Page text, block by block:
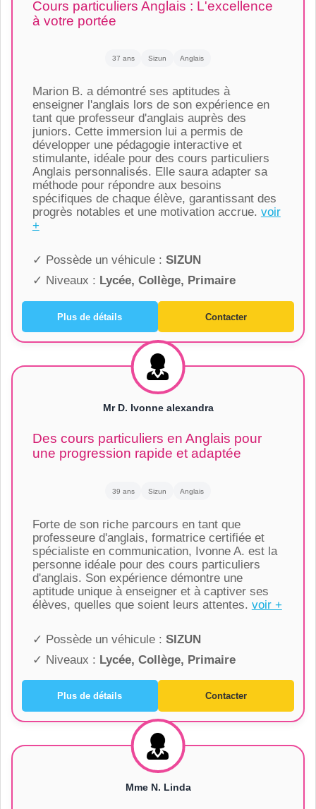
Cours particuliers Anglais : L'excellence
à votre portée
37 ans Sizun Anglais
Marion B. a démontré ses aptitudes à
enseigner l'anglais lors de son expérience en
tant que professeur d'anglais auprès des
juniors. Cette immersion lui a permis de
développer une pédagogie interactive et
stimulante, idéale pour des cours particuliers
Anglais personnalisés. Elle saura adapter sa
méthode pour répondre aux besoins
spécifiques de chaque élève, garantissant des
progrès notables et une motivation accrue. voir
+
✓ Possède un véhicule : SIZUN
✓ Niveaux : Lycée, Collège, Primaire
Plus de détails Contacter
Mr D. Ivonne alexandra
Des cours particuliers en Anglais pour
une progression rapide et adaptée
39 ans Sizun Anglais
Forte de son riche parcours en tant que
professeure d'anglais, formatrice certifiée et
spécialiste en communication, Ivonne A. est la
personne idéale pour des cours particuliers
d'anglais. Son expérience démontre une
aptitude unique à enseigner et à captiver ses
élèves, quelles que soient leurs attentes. voir +
✓ Possède un véhicule : SIZUN
✓ Niveaux : Lycée, Collège, Primaire
Plus de détails Contacter
Mme N. Linda